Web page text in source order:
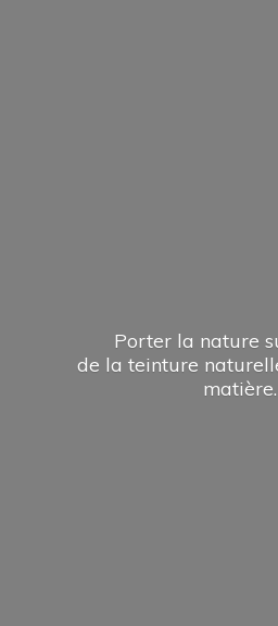
Porter la nature
de la teinture
matière.